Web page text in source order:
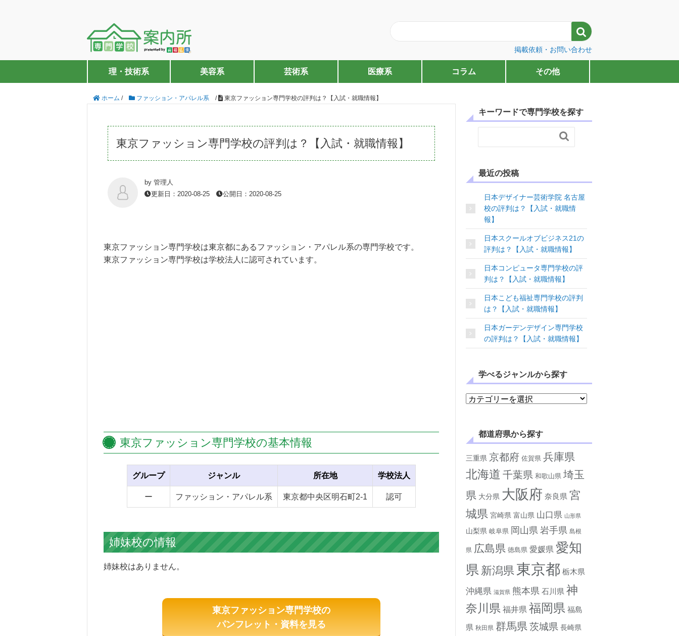

掲載依頼・お問い合わせ
理・技術系 美容系 芸術系 医療系 コラム その他
ホーム / ファッション・アパレル系 / 東京ファッション専門学校の評判は？【入試・就職情報】
東京ファッション専門学校の評判は？【入試・就職情報】
by 管理人
更新日：2020-08-25
公開日：2020-08-25
東京ファッション専門学校は東京都にあるファッション・アパレル系の専門学校です。
東京ファッション専門学校は学校法人に認可されています。
東京ファッション専門学校の基本情報
グループ ジャンル 所在地 学校法人
ー ファッション・アパレル系 東京都中央区明石町2-1 認可
姉妹校の情報
姉妹校はありません。
東京ファッション専門学校の
パンフレット・資料を見る
キーワードで専門学校を探す

最近の投稿
日本デザイナー芸術学院 名古屋
校の評判は？【入試・就職情
報】
日本スクールオブビジネス21の
評判は？【入試・就職情報】
日本コンピュータ専門学校の評
判は？【入試・就職情報】
日本こども福祉専門学校の評判
は？【入試・就職情報】
日本ガーデンデザイン専門学校
の評判は？【入試・就職情報】
学べるジャンルから探す
学べるジャンルから探す
都道府県から探す
三重県 京都府 佐賀県 兵庫県
北海道 千葉県 和歌山県 埼玉
県 大分県 大阪府 奈良県 宮
城県 宮崎県 富山県 山口県 山形県
山梨県 岐阜県 岡山県 岩手県 島根
県 広島県 徳島県 愛媛県 愛知
県 新潟県 東京都 栃木県
沖縄県 滋賀県 熊本県 石川県 神
奈川県 福井県 福岡県 福島
県 秋田県 群馬県 茨城県 長崎県